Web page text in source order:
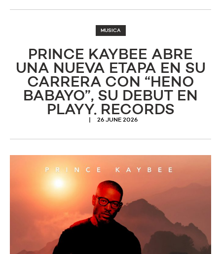
MUSICA
PRINCE KAYBEE ABRE
UNA NUEVA ETAPA EN SU
CARRERA CON “HENO
BABAYO”, SU DEBUT EN
PLAYY. RECORDS
26 JUNE 2026